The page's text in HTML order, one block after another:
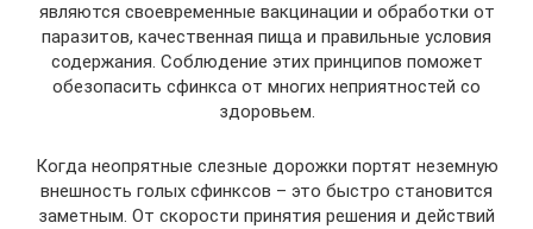
являются своевременные вакцинации и обработки от
паразитов, качественная пища и правильные условия
содержания. Соблюдение этих принципов поможет
обезопасить сфинкса от многих неприятностей со
здоровьем.
Когда неопрятные слезные дорожки портят неземную
внешность голых сфинксов – это быстро становится
заметным. От скорости принятия решения и действий